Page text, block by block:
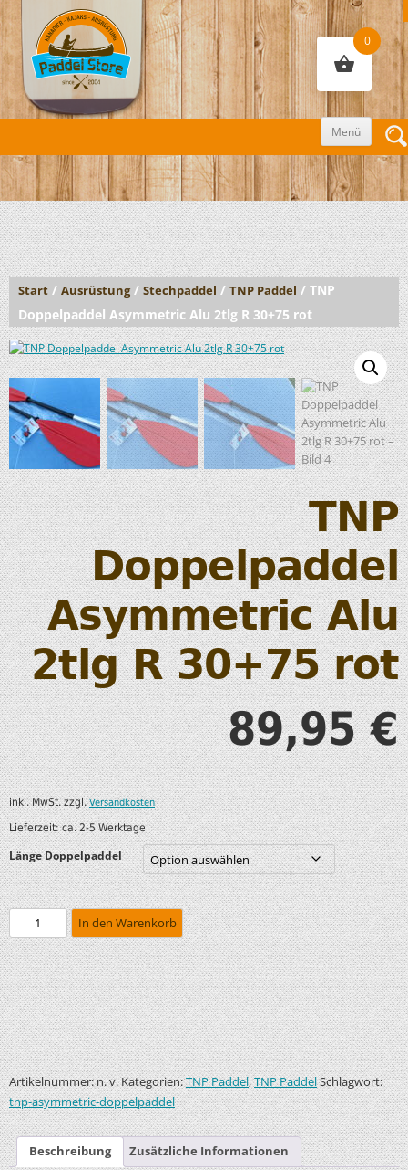
Menü
Zum
Inhalt
Start / Ausrüstung/ Stechpaddel / TNP Paddel / TNP
Doppelpaddel Asymmetric Alu 2tlg R 30+75 rot
TNP
Doppelpaddel
Asymmetric Alu
2tlg R 30+75 rot
89,95€
inkl. MwSt. zzgl.Versandkosten
Lieferzeit:ca. 2-5 Werktage
Länge Doppelpaddel
In den Warenkorb
Artikelnummer:n. v. Kategorien:TNP Paddel,TNP PaddelSchlagwort:
tnp-asymmetric-doppelpaddel
Beschreibung Zusätzliche Informationen
0